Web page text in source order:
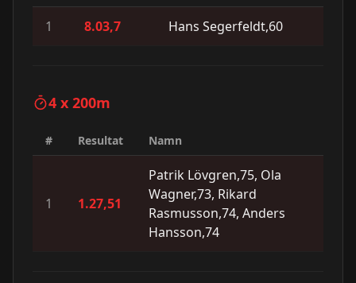
1 8.03,7 Hans Segerfeldt,60
4 x 200m
# Resultat Namn
1 1.27,51
Patrik Lövgren,75, Ola
Wagner,73, Rikard
Rasmusson,74, Anders
Hansson,74